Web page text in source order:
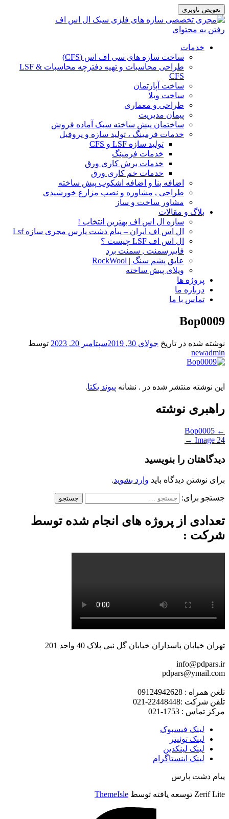
تعویض ناوبری
رفتن به محتوای
خدمات
ساخت سازه های سی اف اس (CFS)
طراحی محاسبات و تهیه دفترچه محاسبات LSF &
CFS
ساخت آپارتمان
ساخت ویلا
طراحی و معماری
پیمان مدیریت
ساختمان پیش ساخته سبک آماده فروش
خدمات فرمینگ ، تولید سازه و پروفیل
تولید سازه LSF و CFS
خدمات فرمینگ
خدمات برش کاری ورق
خدمات خم کاری ورق
اضافه بنا و اضافه اشکوب پیش ساخته
طراحی , مشاوره و نصب مزارع خورشیدی
مشاور ساخت و ساز
بلاگ و مقالات
سازه ال اس اف بهترین انتخاب !
ال اس اف ایران – پیام دشت پارس مجری سازه Lsf
ال اس اف LSF چیست ؟
فایبرسمنت , سمنت برد
عایق پشم سنگ | RockWool
ویلای پیش ساخته
پروژه ها
درباره ما
تماس با ما
Bop0009
نوشته شده در تاریخ جولای 30, 2019 سپتامبر 20, 2023
توسط
newadmin
این نوشته منتشر شده در . نشانه پیوند یکتا.
راهبری نوشته
←
Image 24
→
دیدگاهتان را بنویسید
برای نوشتن دیدگاه باید وارد بشوید.
جستجو برای:
تعدادی از پروژه های انجام شده توسط
شرکت :
تهران خیابان پاسداران خیابان گل نبی پلاک 40 واحد 201
info@pdpars.ir
pdpars@ymail.com
تلغن همراه : 09124942628
تلفن شرکت :22448448-021
مرکز تماس : 1753-021
لینک فیسبوک
لینک توئیتر
لینک لینکدین
لینک اینستاگرام
پیام دشت پارس
Zerif Lite توسعه یافته توسط ThemeIsle